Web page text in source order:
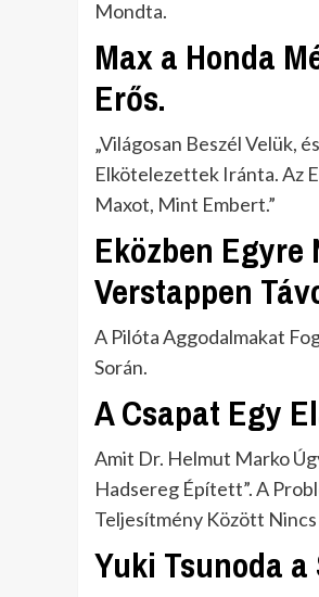
Mondta.
Max a Honda
Erős.
„Világosan Beszél Velük,
Elkötelezettek Iránta. Az
Maxot, Mint Embert.”
Eközben Egyre
Verstappen
A Pilóta Aggodalmakat
Során.
A Csapat Egy
Amit Dr. Helmut Marko
Hadsereg Épített”. A
Teljesítmény Között
Yuki Tsunoda